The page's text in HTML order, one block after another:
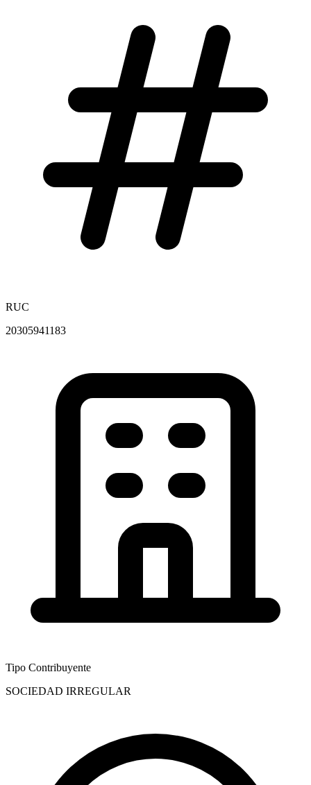
RUC
20305941183
Tipo Contribuyente
SOCIEDAD IRREGULAR